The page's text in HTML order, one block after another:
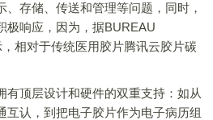
、存储、传送和管理等问题，同时，
极响应，因为，据BUREAU
相对于传统医用胶片腾讯云胶片碳
顶层设计和硬件的双重支持：如从
互认，到把电子胶片作为电子病历组